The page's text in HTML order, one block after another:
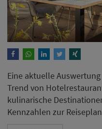
Eine aktuelle
Trend von
kulinarische
Kennzahlen zur